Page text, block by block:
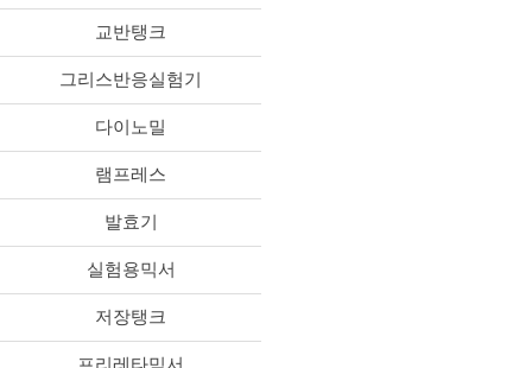
교반탱크
그리스반응실험기
다이노밀
램프레스
발효기
실험용믹서
저장탱크